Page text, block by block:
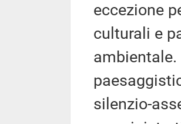
eccezione
culturali e
silenzio-